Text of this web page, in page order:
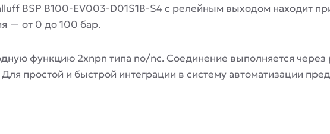
BSP B100-EV003-D01S1B-S4 с релейным выходом находит
— от 0 до 100 бар.
функцию 2xnpn типа no/nc. Соединение выполняется
Для простой и быстрой интеграции в систему автоматизации